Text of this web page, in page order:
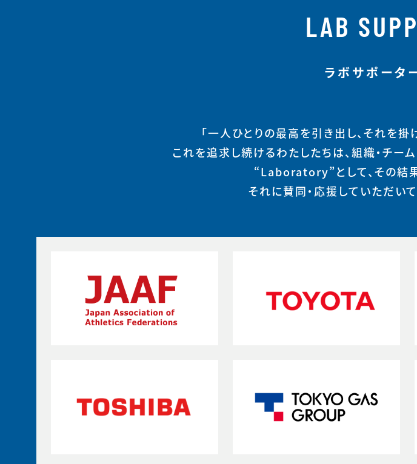
LAB
ラボサポータ
「一人ひとりの最高を引き出し、それを
これを追求し続けるわたしたちは、組織・チー
“Laboratory”として、その結
それに賛同・応援していただい